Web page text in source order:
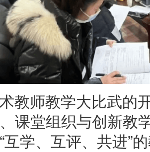
教师教学大比武的
课堂组织与创新教
互学、互评、共进”